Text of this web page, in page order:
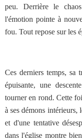
peu. Derrière le
l'émotion pointe à
fou. Tout repose sur les
Ces derniers temps, sa
épuisante, une
tourner en rond. Cette
à ses démons
et d'une tentative
dans l'église montre